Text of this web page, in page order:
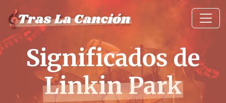
Significados de
Linkin Park